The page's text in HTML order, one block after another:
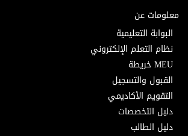
معلومات عن
البوابة التعليمية
نظام التعلم الإلكتروني
MEU خريطة
القبول والتسجيل
التقويم الأكاديمي
دليل التخصصات
دليل الطالب